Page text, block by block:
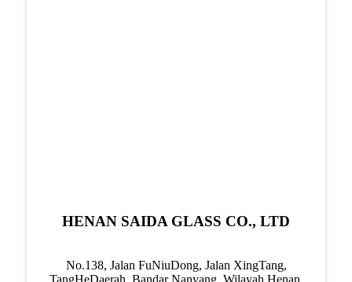
HENAN SAIDA GLASS CO., LTD
No.138, Jalan FuNiuDong, Jalan XingTang,